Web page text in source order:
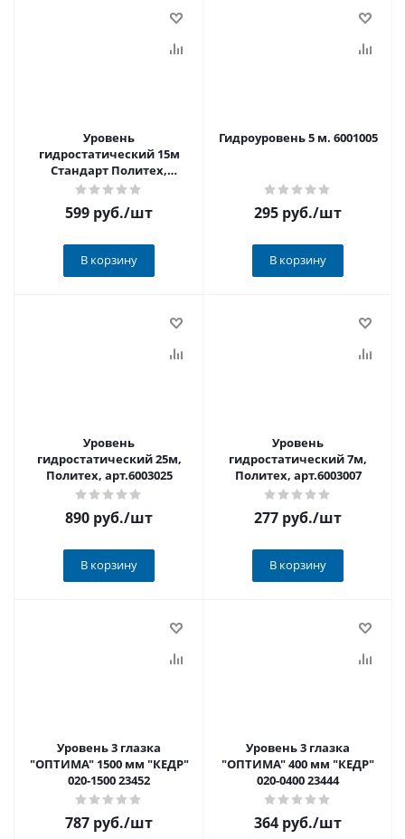
Уровень
гидростатический 15м
Стандарт Политех,
арт.6003015
599 руб./шт
В корзину
Гидроуровень 5 м. 6001005
295 руб./шт
В корзину
Уровень
гидростатический 25м,
Политех, арт.6003025
890 руб./шт
В корзину
Уровень
гидростатический 7м,
Политех, арт.6003007
277 руб./шт
В корзину
Уровень 3 глазка
"ОПТИМА" 1500 мм "КЕДР"
020-1500 23452
787 руб./шт
Уровень 3 глазка
"ОПТИМА" 400 мм "КЕДР"
020-0400 23444
364 руб./шт